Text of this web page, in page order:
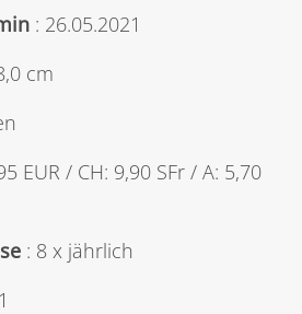
: 26.05.2021
cm
EUR / CH: 9,90 SFr / A: 5,70
: 8 x jährlich